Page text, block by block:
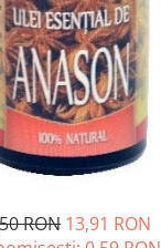
Fata
RON 13,91 RON